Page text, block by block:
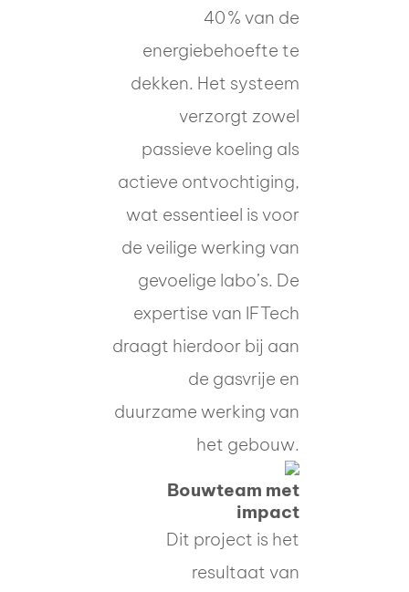
40 % van de
energiebehoefte te
dekken. Het systeem
verzorgt zowel
passieve koeling als
actieve ontvochtiging,
wat essentieel is voor
de veilige werking van
gevoelige labo’s. De
expertise van IFTech
draagt hierdoor bij aan
de gasvrije en
duurzame werking van
het gebouw.
Bouwteam met
impact
Dit project is het
resultaat van